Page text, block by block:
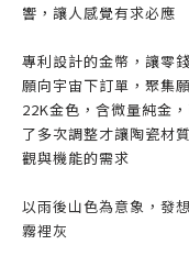
響，讓人感覺有求必應
專利設計的金幣，讓零
願向宇宙下訂單，聚集
22K金色，含微量純金
了多次調整才讓陶瓷材
觀與機能的需求
以雨後山色為意象， 發
霧裡灰